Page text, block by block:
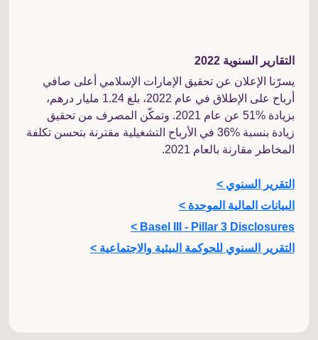
التقارير السنوية 2022
يسرّنا الإعلان عن تحقيق الإمارات الإسلامي أعلى صافي
أرباح على الإطلاق في عام 2022، بلغ 1.24 مليار درهم،
بزيادة %51 عن عام 2021. وتمكّن المصرف من تحقيق
زيادة بنسبة %36 في الأرباح التشغيلية مقترنة بتحسن تكلفة
المخاطر مقارنة بالعام 2021.
التقرير السنوي >
البيانات المالية الموحدة >
Basel III - Pillar 3 Disclosures >
التقرير السنوي للحوكمة البيئية والاجتماعية >